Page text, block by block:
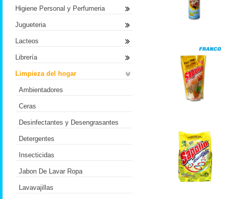
Higiene Personal y Perfumeria
Jugueteria
Lacteos
Librería
Limpieza del hogar
Ambientadores
Ceras
Desinfectantes y Desengrasantes
Detergentes
Insecticidas
Jabon De Lavar Ropa
Lavavajillas